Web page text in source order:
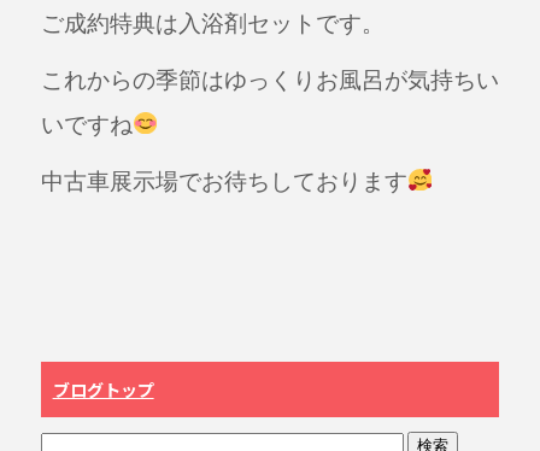
ご成約特典は入浴剤セットです。
これからの季節はゆっくりお風呂が気持ちい
いですね
中古車展示場でお待ちしております
ブログトップ